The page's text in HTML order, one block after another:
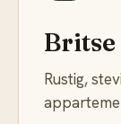
Rustig,